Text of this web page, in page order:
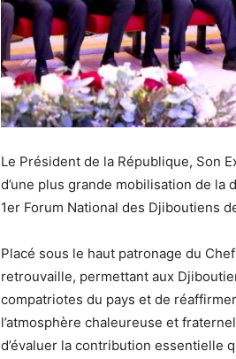
Le Président de la République, Son
d’une plus grande mobilisation de la
1er Forum National des Djiboutiens
Placé sous le haut patronage du
retrouvaille, permettant aux
compatriotes du pays et de
l’atmosphère chaleureuse et
d’évaluer la contribution essentielle